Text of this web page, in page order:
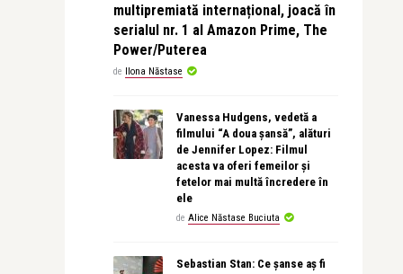
multipremiată internațional, joacă în
serialul nr. 1 al Amazon Prime, The
Power/Puterea
de Ilona Năstase
Vanessa Hudgens, vedetă a
filmului “A doua șansă”, alături
de Jennifer Lopez: Filmul
acesta va oferi femeilor și
fetelor mai multă încredere în
ele
de Alice Năstase Buciuta
Sebastian Stan: Ce șanse aș fi